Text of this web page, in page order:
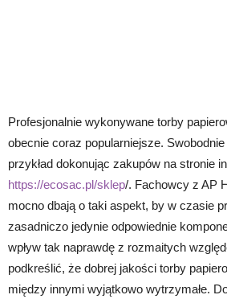
Profesjonalnie wykonywane torby
obecnie coraz popularniejsze.
przykład dokonując zakupów na stronie
https://ecosac.pl/sklep/. Fachowcy z AP
mocno dbają o taki aspekt, by w czasie
zasadniczo jedynie odpowiednie
wpływ tak naprawdę z rozmaitych
podkreślić, że dobrej jakości torby
między innymi wyjątkowo wytrzymałe.